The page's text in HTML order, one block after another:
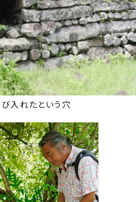
入れたという穴